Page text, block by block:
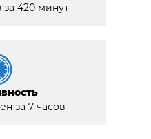
за 420 минут
за 7 часов